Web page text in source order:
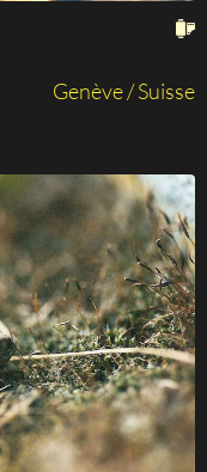
Genève / Suisse